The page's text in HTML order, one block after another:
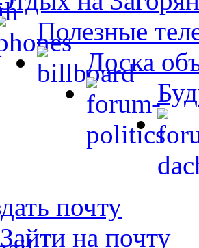
Полезные
Доска
почту
Зайти на почту